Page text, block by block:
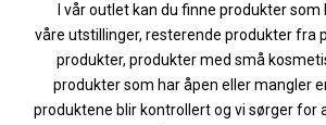
I vår outlet kan du finne produkter
våre utstillinger, resterende produkter fra
produkter, produkter med små
produkter som har åpen eller mangler
produktene blir kontrollert og vi sørger for